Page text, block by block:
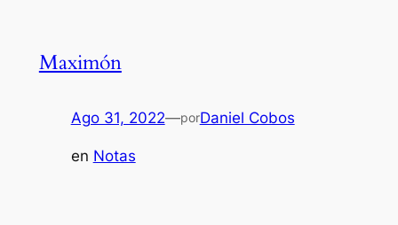
Maximón
Ago 31, 2022—porDaniel Cobos
en Notas